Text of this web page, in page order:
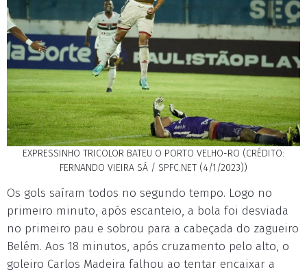
EXPRESSINHO TRICOLOR BATEU O PORTO VELHO-RO (CRÉDITO:
FERNANDO VIEIRA SÁ / SPFC.NET (4/1/2023))
Os gols saíram todos no segundo tempo. Logo no
primeiro minuto, após escanteio, a bola foi desviada
no primeiro pau e sobrou para a cabeçada do zagueiro
Belém. Aos 18 minutos, após cruzamento pelo alto, o
goleiro Carlos Madeira falhou ao tentar encaixar a